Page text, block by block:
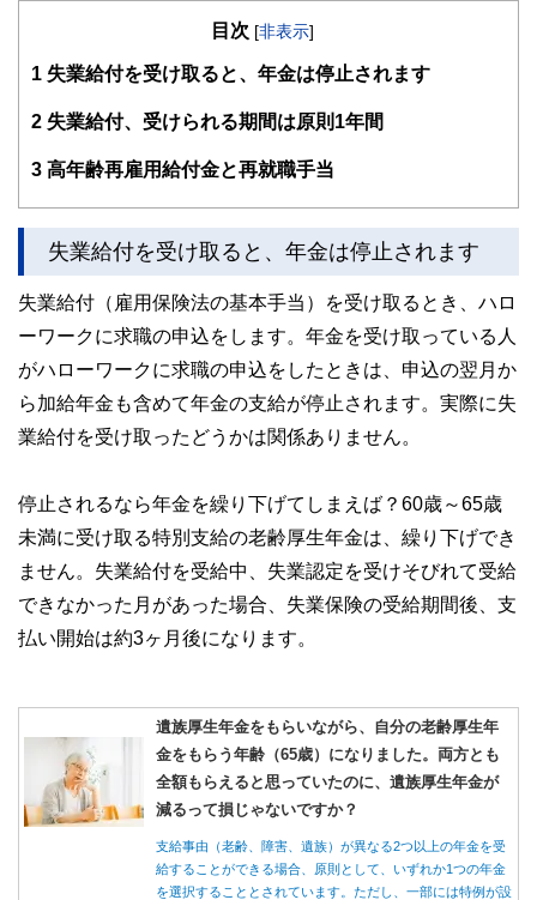
目次 [非表示]
1 失業給付を受け取ると、年金は停止されます
2 失業給付、受けられる期間は原則1年間
3 高年齢再雇用給付金と再就職手当
失業給付を受け取ると、年金は停止されます
失業給付（雇用保険法の基本手当）を受け取るとき、ハロ
ーワークに求職の申込をします。年金を受け取っている人
がハローワークに求職の申込をしたときは、申込の翌月か
ら加給年金も含めて年金の支給が停止されます。実際に失
業給付を受け取ったどうかは関係ありません。
停止されるなら年金を繰り下げてしまえば？60歳～65歳
未満に受け取る特別支給の老齢厚生年金は、繰り下げでき
ません。失業給付を受給中、失業認定を受けそびれて受給
できなかった月があった場合、失業保険の受給期間後、支
払い開始は約3ヶ月後になります。
遺族厚生年金をもらいながら、自分の老齢厚生年
金をもらう年齢（65歳）になりました。両方とも
全額もらえると思っていたのに、遺族厚生年金が
減るって損じゃないですか？
支給事由（老齢、障害、遺族）が異なる2つ以上の年金を受
給することができる場合、原則として、いずれか1つの年金
を選択することとされています。ただし、一部には特例が設